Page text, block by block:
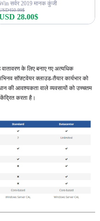
सर्वर 2019 मानक कुंजी
28.00$
के लिए बनाए गए अत्यधिक
सॉफ़्टवेयर क्लाउड-तैयार कार्यभार को
की आवश्यकता वाले व्यवसायों को उच्चतम
करता है।